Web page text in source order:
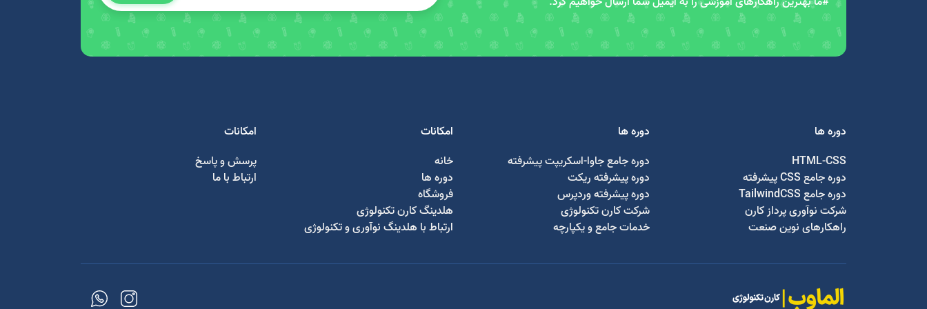
دوره ها
HTML-CSS
دوره جامع CSS پیشرفته
دوره جامع TailwindCSS
شرکت نوآوری پرداز کارن
راهکارهای نوین صنعت
دوره ها
دوره جامع جاوا-اسکریپت پیشرفته
دوره پیشرفته ریکت
دوره پیشرفته وردپرس
شرکت کارن تکنولوژی
خدمات جامع و یکپارچه
امکانات
خانه
دوره ها
فروشگاه
هلدینگ کارن تکنولوژی
ارتباط با هلدینگ نوآوری و تکنولوژی
امکانات
پرسش و پاسخ
ارتباط با ما